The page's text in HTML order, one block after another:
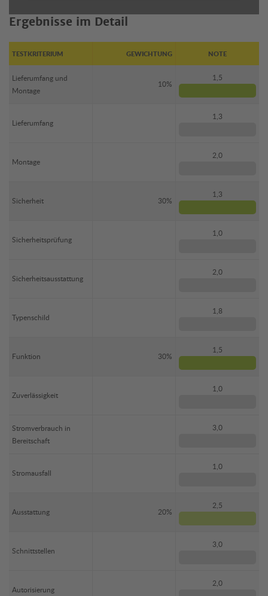
Ergebnisse im Detail
TESTKRITERIUM GEWICHTUNG NOTE
Lieferumfang und
Montage
10%
1,5
Lieferumfang
1,3
Montage
2,0
Sicherheit 30%
1,3
Sicherheitsprüfung
1,0
Sicherheitsausstattung
2,0
Typenschild
1,8
Funktion 30%
1,5
Zuverlässigkeit
1,0
Stromverbrauch in
Bereitschaft
3,0
Stromausfall
1,0
Ausstattung 20%
2,5
Schnittstellen
3,0
Autorisierung
2,0